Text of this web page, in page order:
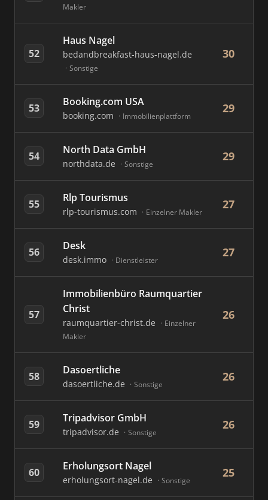
Makler
52
Haus Nagel
bedandbreakfast-haus-nagel.de
Sonstige
30
53 Booking.com USA
booking.com Immobilienplattform
29
54 North Data GmbH
northdata.de Sonstige
29
55 Rlp Tourismus
rlp-tourismus.com Einzelner Makler
27
56 Desk
desk.immo Dienstleister
27
57
Immobilienbüro Raumquartier
Christ
raumquartier-christ.de
Einzelner
Makler
26
58 Dasoertliche
dasoertliche.de Sonstige
26
59 Tripadvisor GmbH
tripadvisor.de Sonstige
26
60 Erholungsort Nagel
erholungsort-nagel.de Sonstige
25